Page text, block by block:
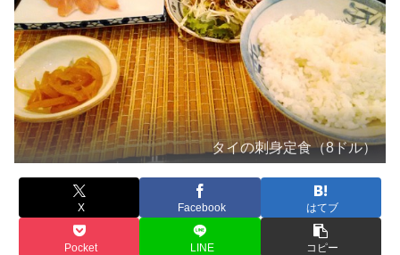
タイの刺身定食（8ドル）
X Facebook はてブ
Pocket LINE コピー